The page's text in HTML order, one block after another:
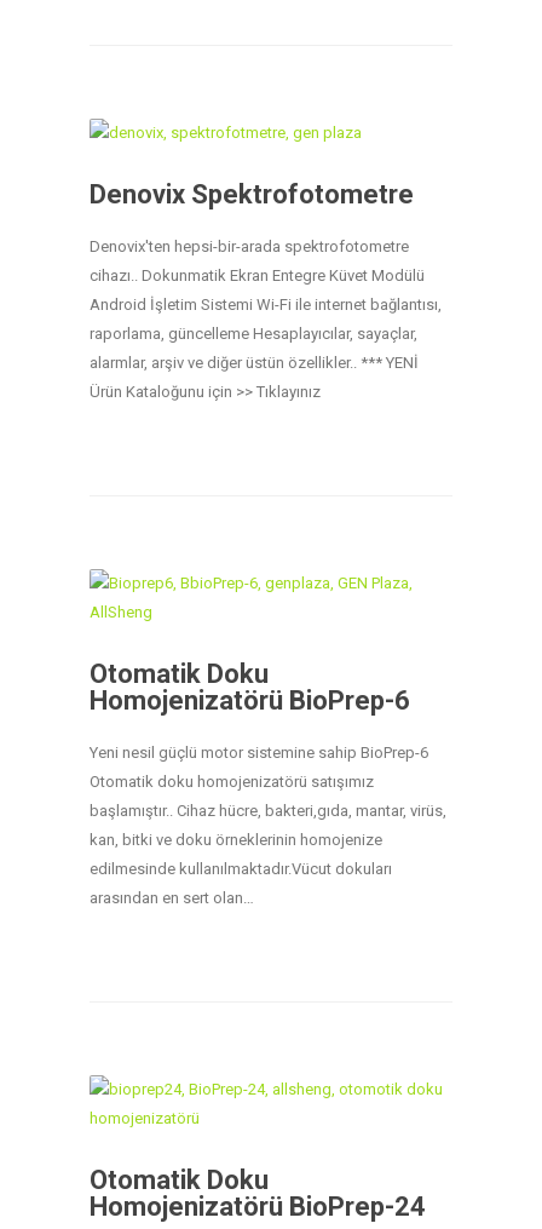
Denovix Spektrofotometre
Denovix'ten hepsi-bir-arada spektrofotometre
cihazı.. Dokunmatik Ekran Entegre Küvet Modülü
Android İşletim Sistemi Wi-Fi ile internet bağlantısı,
raporlama, güncelleme Hesaplayıcılar, sayaçlar,
alarmlar, arşiv ve diğer üstün özellikler.. *** YENİ
Ürün Kataloğunu için >> Tıklayınız
Otomatik Doku
Homojenizatörü BioPrep-6
Yeni nesil güçlü motor sistemine sahip BioPrep-6
Otomatik doku homojenizatörü satışımız
başlamıştır.. Cihaz hücre, bakteri,gıda, mantar, virüs,
kan, bitki ve doku örneklerinin homojenize
edilmesinde kullanılmaktadır.Vücut dokuları
arasından en sert olan…
Otomatik Doku
Homojenizatörü BioPrep-24